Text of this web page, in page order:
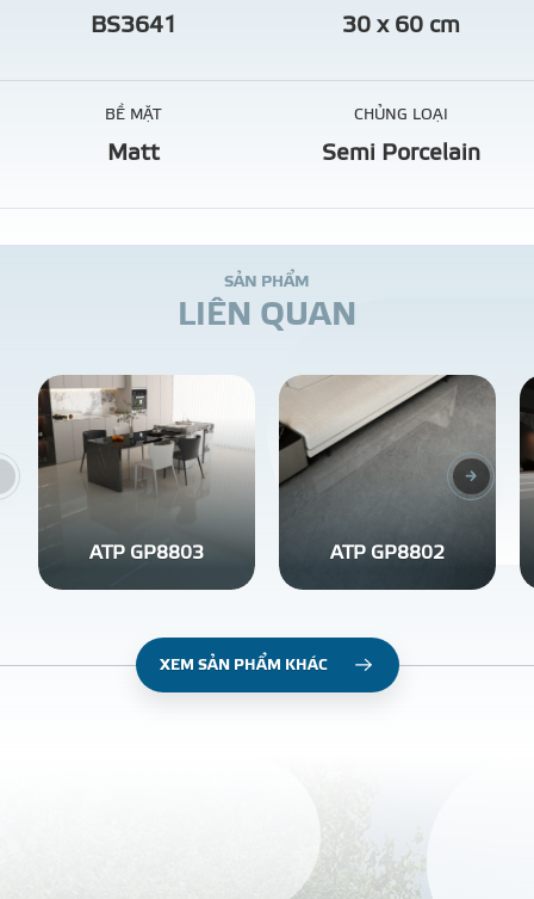
BS3641 30 x 60 cm
BỀ MẶT
Matt
CHỦNG LOẠI
Semi Porcelain
SẢN PHẨM
LIÊN QUAN
ATP GP8803 ATP GP8802
XEM SẢN PHẨM KHÁC